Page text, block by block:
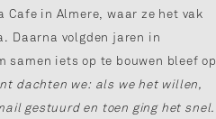
in Almere, waar ze het vak
Daarna volgden jaren in
iets op te bouwen bleef op
dachten we: als we het willen,
gestuurd en toen ging het snel.